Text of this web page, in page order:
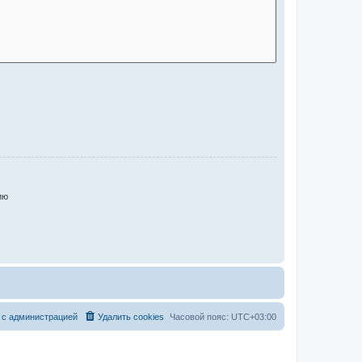
Часовой пояс: UTC+03:00
Удалить cookies
администрацией